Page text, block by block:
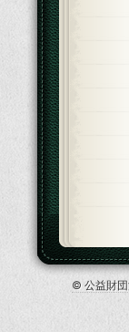
© 公益財